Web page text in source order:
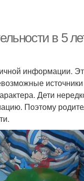
в 5
информации.
Дети
Поэтому